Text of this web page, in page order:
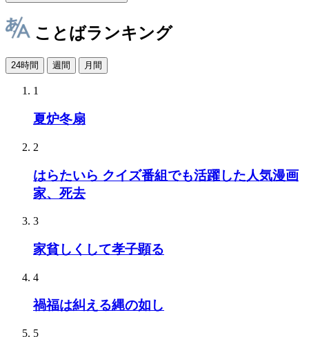
ことばランキング
24時間 週間 月間
1
夏炉冬扇
2
はらたいら クイズ番組でも活躍した人気漫画
家、死去
3
家貧しくして孝子顕る
4
禍福は糾える縄の如し
5